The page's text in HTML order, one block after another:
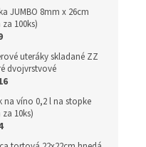
JUMBO 8mm x 26cm
100ks)
uteráky skladané ZZ
dvojvrstvové
na víno 0,2 l na stopke
10ks)